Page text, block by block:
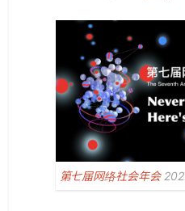
第七届网络社会年会